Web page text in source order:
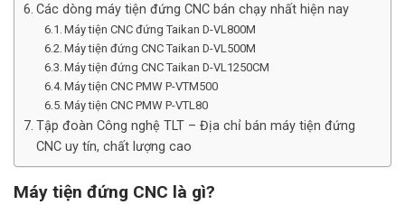
Các dòng máy tiện đứng CNC bán chạy nhất hiện nay
Máy tiện CNC đứng Taikan D-VL800M
Máy tiện đứng CNC Taikan D-VL500M
Máy tiện đứng CNC Taikan D-VL1250CM
Máy tiện CNC PMW P-VTM500
Máy tiện CNC PMW P-VTL80
Tập đoàn Công nghệ TLT – Địa chỉ bán máy tiện đứng
CNC uy tín, chất lượng cao
Máy tiện đứng CNC là gì?